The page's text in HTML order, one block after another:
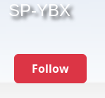
SP-YBX
Follow